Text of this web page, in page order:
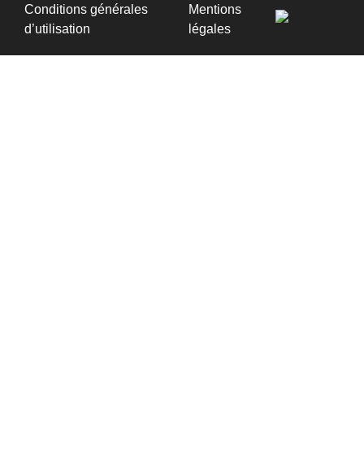
Conditions générales
d’utilisation
Mentions
légales